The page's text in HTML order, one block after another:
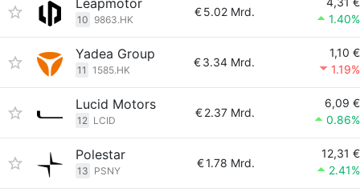
Leapmotor
10 9863.HK
€5.02 Mrd.
1.40%
Yadea Group
11 1585.HK
€3.34 Mrd.
1,10 €
1.19%
Lucid Motors
12 LCID
€2.37 Mrd.
6,09 €
0.86%
Polestar
13 PSNY
€1.78 Mrd.
12,31 €
2.41%